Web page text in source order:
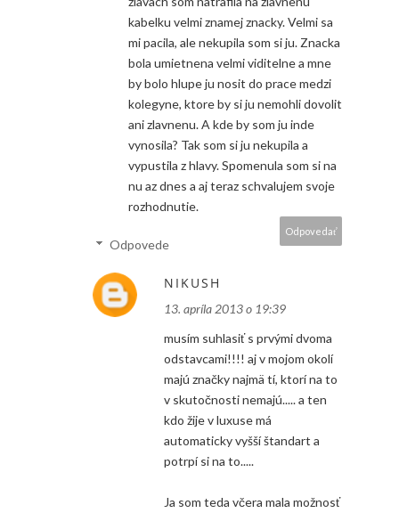
kabelku velmi znamej znacky. Velmi sa
mi pacila, ale nekupila som si ju. Znacka
bola umietnena velmi viditelne a mne
by bolo hlupe ju nosit do prace medzi
kolegyne, ktore by si ju nemohli dovolit
ani zlavnenu. A kde by som ju inde
vynosila? Tak som si ju nekupila a
vypustila z hlavy. Spomenula som si na
nu az dnes a aj teraz schvalujem svoje
rozhodnutie.
Odpovedať
Odpovede
NIKUSH
13. apríla 2013 o 19:39
musím suhlasiť s prvými dvoma
odstavcami!!!! aj v mojom okolí
majú značky najmä tí, ktorí na to
v skutočnosti nemajú..... a ten
kdo žije v luxuse má
automaticky vyšší štandart a
potrpí si na to.....
Ja som teda včera mala možnosť